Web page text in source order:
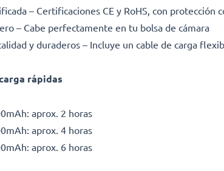
– Certificaciones CE y RoHS, con
– Cabe perfectamente en tu bolsa de cámara
y duraderos – Incluye un cable de carga
rápidas
aprox. 2 horas
aprox. 4 horas
aprox. 6 horas